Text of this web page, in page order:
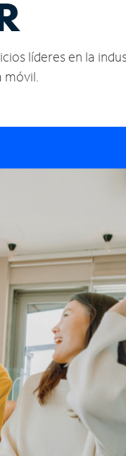
líderes en la
móvil.